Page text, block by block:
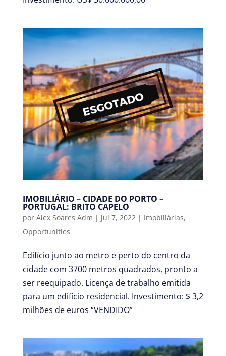
IMOBILIÁRIO – CIDADE DO PORTO –
PORTUGAL: BRITO CAPELO
por Alex Soares Adm | jul 7, 2022| Imobiliárias,
Opportunities
Edifício junto ao metro e perto do centro da
cidade com 3700 metros quadrados, pronto a
ser reequipado. Licença de trabalho emitida
para um edifício residencial. Investimento: $ 3,2
milhões de euros “VENDIDO”